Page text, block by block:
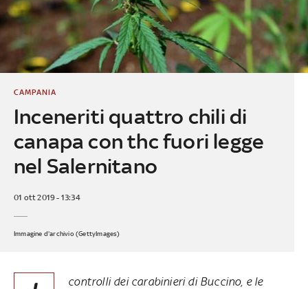
Inceneriti quattro chili di
canapa con thc fuori legge
nel Salernitano
CAMPANIA
01 ott 2019 - 13:34
Immagine d'archivio (GettyImages)
controlli dei carabinieri di Buccino, e le